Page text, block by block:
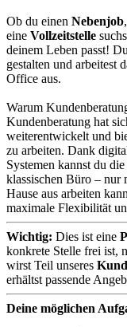
Ob du einen Nebenjob,
eine Vollzeitstelle
deinem Leben passt!
gestalten und arbeitest
Office aus.
Warum
Kundenberatung hat
weiterentwickelt und
zu arbeiten. Dank
Systemen kannst du
klassischen Büro – nur
Hause aus arbeiten
maximale Flexibilität
Wichtig: Dies ist eine
konkrete Stelle frei ist,
wirst Teil unseres
erhältst passende
Deine möglichen